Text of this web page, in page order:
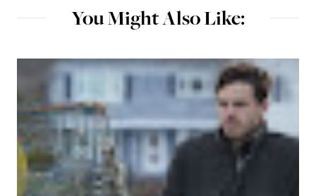
You Might Also Like: